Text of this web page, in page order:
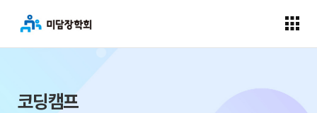
코딩캠프